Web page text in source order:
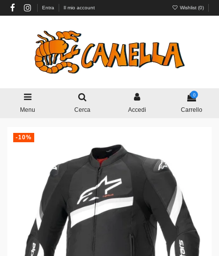
Entra Il mio account Wishlist (0)
Menu Cerca Accedi
0
Carrello
-10%